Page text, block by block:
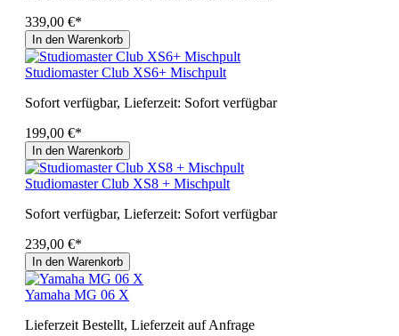
339,00 €*
In den Warenkorb
Studiomaster Club XS6+ Mischpult
Sofort verfügbar, Lieferzeit: Sofort verfügbar
199,00 €*
In den Warenkorb
Studiomaster Club XS8 + Mischpult
Sofort verfügbar, Lieferzeit: Sofort verfügbar
239,00 €*
In den Warenkorb
Yamaha MG 06 X
Lieferzeit Bestellt, Lieferzeit auf Anfrage